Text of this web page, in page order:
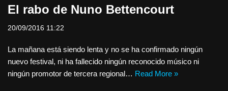
El rabo de Nuno Bettencourt
20/09/2016 11:22
La mañana está siendo lenta y no se ha confirmado ningún
nuevo festival, ni ha fallecido ningún reconocido músico ni
ningún promotor de tercera regional… Read More »